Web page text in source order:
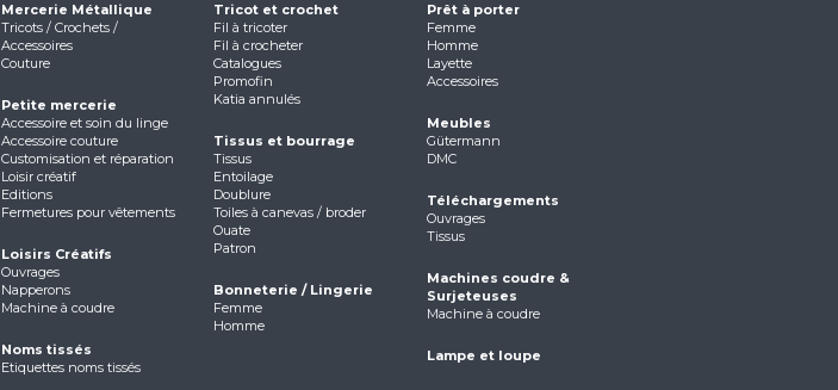
Mercerie Métallique
Tricots / Crochets /
Accessoires
Couture
Petite mercerie
Accessoire et soin du linge
Accessoire couture
Customisation et réparation
Loisir créatif
Editions
Fermetures pour vêtements
Loisirs Créatifs
Ouvrages
Napperons
Machine à coudre
Noms tissés
Etiquettes noms tissés
Tricot et crochet
Fil à tricoter
Fil à crocheter
Catalogues
Promofin
Katia annulés
Tissus et bourrage
Tissus
Entoilage
Doublure
Toiles à canevas / broder
Ouate
Patron
Bonneterie / Lingerie
Femme
Homme
Prêt à porter
Femme
Homme
Layette
Accessoires
Meubles
Gütermann
DMC
Téléchargements
Ouvrages
Tissus
Machines coudre &
Surjeteuses
Machine à coudre
Lampe et loupe